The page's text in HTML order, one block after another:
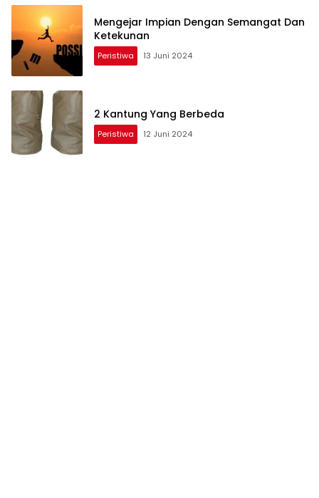
Mengejar Impian Dengan Semangat Dan
Ketekunan
Peristiwa 13 Juni 2024
2 Kantung Yang Berbeda
Peristiwa 12 Juni 2024